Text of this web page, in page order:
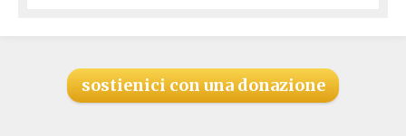
sostienici con una donazione